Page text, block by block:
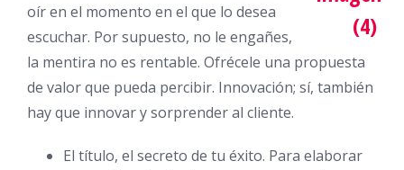
oír en el momento en el que lo desea
escuchar. Por supuesto, no le engañes,
la mentira no es rentable. Ofrécele una propuesta
de valor que pueda percibir. Innovación; sí, también
hay que innovar y sorprender al cliente.
El título, el secreto de tu éxito. Para elaborar